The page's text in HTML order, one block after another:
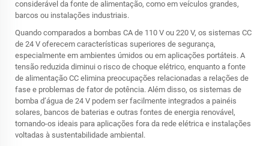
considerável da fonte de alimentação, como em veículos grandes,
barcos ou instalações industriais.
Quando comparados a bombas CA de 110 V ou 220 V, os sistemas CC
de 24 V oferecem características superiores de segurança,
especialmente em ambientes úmidos ou em aplicações portáteis. A
tensão reduzida diminui o risco de choque elétrico, enquanto a fonte
de alimentação CC elimina preocupações relacionadas a relações de
fase e problemas de fator de potência. Além disso, os sistemas de
bomba d’água de 24 V podem ser facilmente integrados a painéis
solares, bancos de baterias e outras fontes de energia renovável,
tornando-os ideais para aplicações fora da rede elétrica e instalações
voltadas à sustentabilidade ambiental.